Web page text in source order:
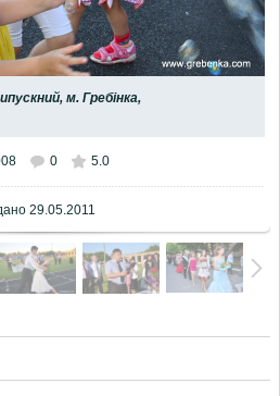
м. Гребінка,
0 5.0
29.05.2011